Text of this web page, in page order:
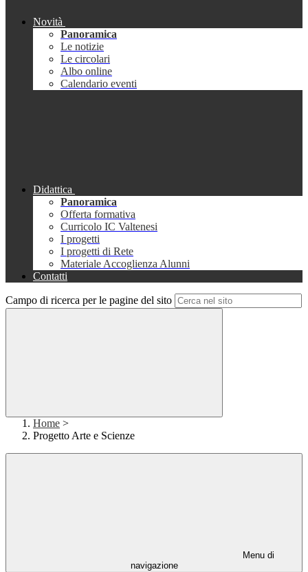
Novità
Panoramica
Le notizie
Le circolari
Albo online
Calendario eventi
Didattica
Panoramica
Offerta formativa
Curricolo IC Valtenesi
I progetti
I progetti di Rete
Materiale Accoglienza Alunni
Contatti
Campo di ricerca per le pagine del sito
Home >
Progetto Arte e Scienze
Menu di
navigazione